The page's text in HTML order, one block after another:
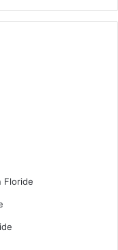
Floride